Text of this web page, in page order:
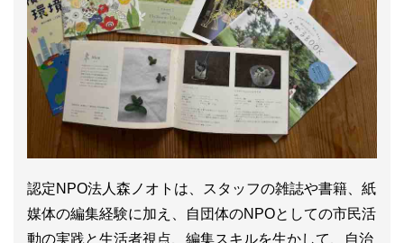
認定NPO法人森ノオトは、スタッフの雑誌や書籍、紙
媒体の編集経験に加え、自団体のNPOとしての市民活
動の実践と生活者視点、編集スキルを生かして、自治